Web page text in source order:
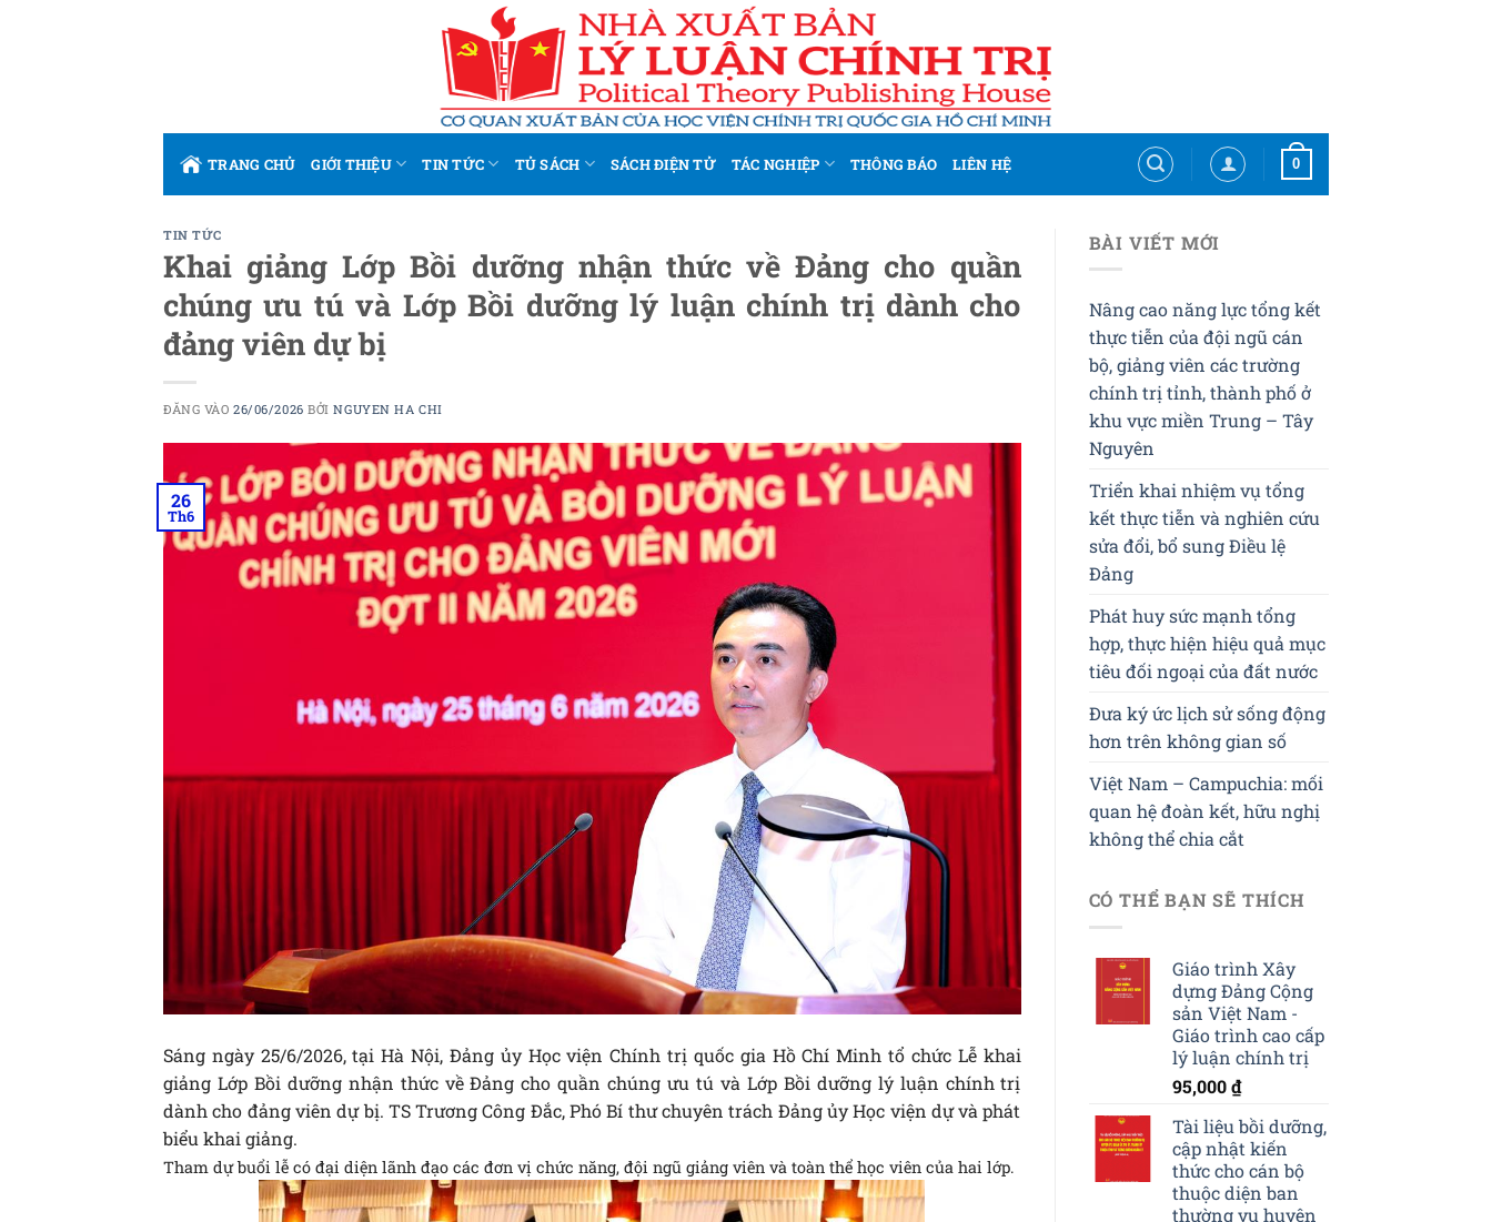
TRANG CHỦ GIỚI THIỆU TIN TỨC TỦ SÁCH SÁCH ĐIỆN TỬ TÁC NGHIỆP THÔNG BÁO LIÊN HỆ 0
TIN TỨC
Khai giảng Lớp Bồi dưỡng nhận thức về Đảng cho quần
chúng ưu tú và Lớp Bồi dưỡng lý luận chính trị dành cho
đảng viên dự bị
ĐĂNG VÀO26/06/2026 BỞINGUYEN HA CHI
26
Th6
Sáng ngày 25/6/2026, tại Hà Nội, Đảng ủy Học viện Chính trị quốc gia Hồ Chí Minh tổ chức Lễ khai
giảng Lớp Bồi dưỡng nhận thức về Đảng cho quần chúng ưu tú và Lớp Bồi dưỡng lý luận chính trị
dành cho đảng viên dự bị. TS Trương Công Đắc, Phó Bí thư chuyên trách Đảng ủy Học viện dự và phát
biểu khai giảng.
Tham dự buổi lễ có đại diện lãnh đạo các đơn vị chức năng, đội ngũ giảng viên và toàn thể học viên của hai lớp.
BÀI VIẾT MỚI
Nâng cao năng lực tổng kết
thực tiễn của đội ngũ cán
bộ, giảng viên các trường
chính trị tỉnh, thành phố ở
khu vực miền Trung – Tây
Nguyên
Triển khai nhiệm vụ tổng
kết thực tiễn và nghiên cứu
sửa đổi, bổ sung Điều lệ
Đảng
Phát huy sức mạnh tổng
hợp, thực hiện hiệu quả mục
tiêu đối ngoại của đất nước
Đưa ký ức lịch sử sống động
hơn trên không gian số
Việt Nam – Campuchia: mối
quan hệ đoàn kết, hữu nghị
không thể chia cắt
CÓ THỂ BẠN SẼ THÍCH
Giáo trình Xây
dựng Đảng Cộng
sản Việt Nam -
Giáo trình cao cấp
lý luận chính trị
95,000₫
Tài liệu bồi dưỡng,
cập nhật kiến
thức cho cán bộ
thuộc diện ban
thường vụ huyện